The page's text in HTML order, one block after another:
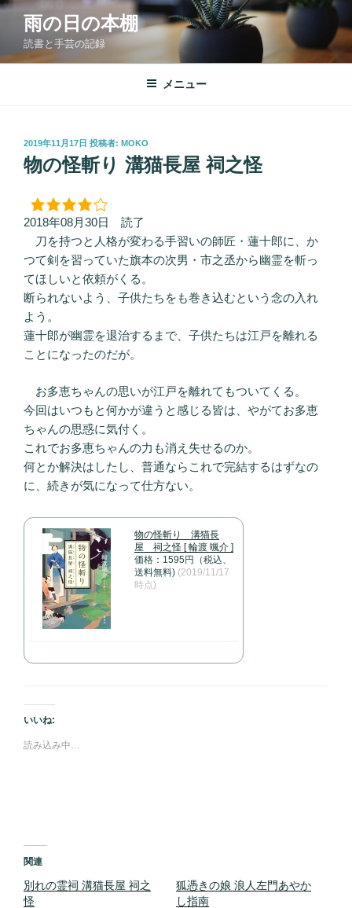
コ
ン
へ
雨の日の本棚
読書と手芸の記録
メニュー
投
稿
日:
2019年11月17日 投稿者: MOKO
物の怪斬り 溝猫長屋 祠之怪
2018年08月30日 読了
刀を持つと人格が変わる手習いの師匠・蓮十郎に、か
つて剣を習っていた旗本の次男・市之丞から幽霊を斬っ
てほしいと依頼がくる。
断られないよう、子供たちをも巻き込むという念の入れ
よう。
蓮十郎が幽霊を退治するまで、子供たちは江戸を離れる
ことになったのだが。
お多恵ちゃんの思いが江戸を離れてもついてくる。
今回はいつもと何かが違うと感じる皆は、やがてお多恵
ちゃんの思惑に気付く。
これでお多恵ちゃんの力も消え失せるのか。
何とか解決はしたし、普通ならこれで完結するはずなの
に、続きが気になって仕方ない。
物の怪斬り 溝猫長
屋 祠之怪 [ 輪渡 颯介 ]
価格：1595円（税込、
送料無料) (2019/11/17
時点)
いいね:
読み込み中…
関連
別れの霊祠 溝猫長屋 祠之
怪
狐憑きの娘 浪人左門あやか
し指南